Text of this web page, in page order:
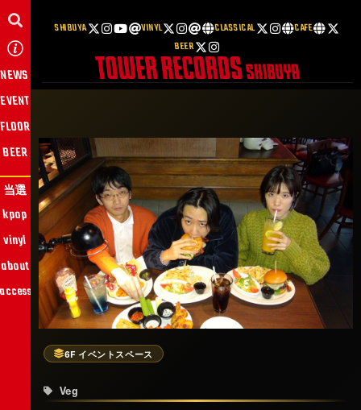
SHIBUYA VINYL CLASSICAL
CAFE
BEER
NEWS
EVENT
当選
FLOOR
BEER
kpop
vinyl
about
6F イベントスペース
Veg